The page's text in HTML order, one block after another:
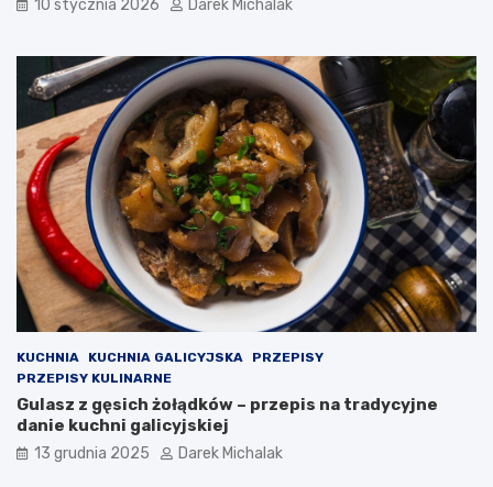
e
o
ś
ć
w
P
o
s
c
10 stycznia 2026 Darek Michalak
KUCHNIA KUCHNIA GALICYJSKA
PRZEPISY
PRZEPISY KULINARNE
Gulasz z gęsich żołądków – przepis na tradycyjne
danie kuchni galicyjskiej
13 grudnia 2025 Darek Michalak